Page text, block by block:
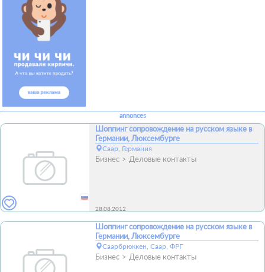
annonces
Шоппинг сопровождение на русском языке в
Германии, Люксембурге
Саар, Германия
Бизнес Деловые контакты
28.08.2012
Шоппинг сопровождение на русском языке в
Германии, Люксембурге
Саарбрюккен, Саар, ФРГ
Бизнес Деловые контакты